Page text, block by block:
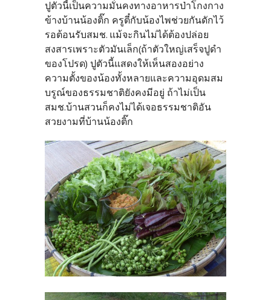
ปูตัวนี้เป็นความมั่นคงทางอาหารป่าโกงกาง
ข้างบ้านน้องติ๊ก ครูตี๋กับน้องไพช่วยกันดักไว้
รอต้อนรับสมช. แม้จะกินไม่ได้ต้องปล่อย
สงสารเพราะตัวมันเล็ก(ถ้าตัวใหญ่เสร็จปูดำ
ของโปรด) ปูตัวนี้แสดงให้เห็นสองอย่าง
ความตั้งของน้องทั้งหลายและความอุดมสม
บรูณ์ของธรรมชาติยังคงมีอยู่ ถ้าไม่เป็น
สมช.บ้านสวนก็คงไม่ได้เจอธรรมชาติอัน
สวยงามที่บ้านน้องติ๊ก